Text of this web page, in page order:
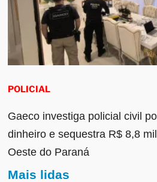
POLICIAL
Gaeco investiga policial civil
dinheiro e sequestra R$ 8,8
Oeste do Paraná
Mais lidas